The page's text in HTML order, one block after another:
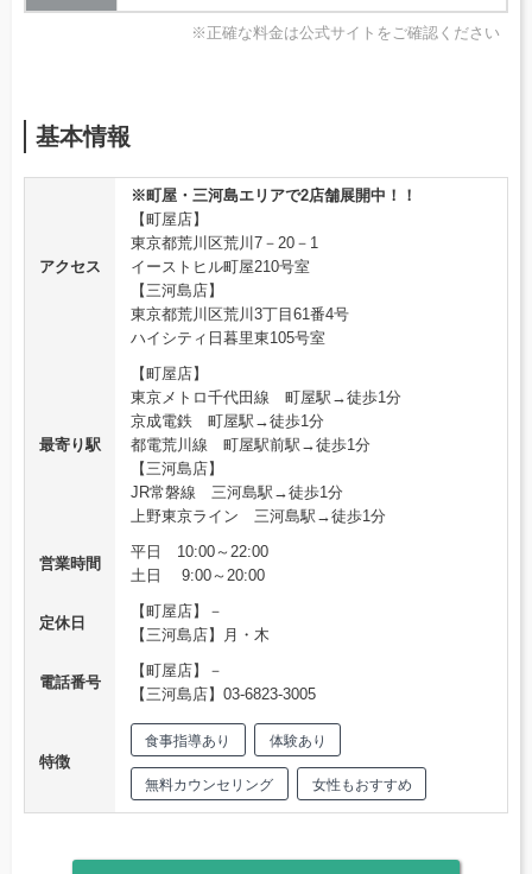
※正確な料金は公式サイトをご確認ください
基本情報
アクセス
※町屋・三河島エリアで2店舗展開中！！
【町屋店】
東京都荒川区荒川7－20－1
イーストヒル町屋210号室
【三河島店】
東京都荒川区荒川3丁目61番4号
ハイシティ日暮里東105号室
最寄り駅
【町屋店】
東京メトロ千代田線 町屋駅→徒歩1分
京成電鉄 町屋駅→徒歩1分
都電荒川線 町屋駅前駅→徒歩1分
【三河島店】
JR常磐線 三河島駅→徒歩1分
上野東京ライン 三河島駅→徒歩1分
営業時間
平日 10:00～22:00
土日 9:00～20:00
定休日
【町屋店】－
【三河島店】月・木
電話番号
【町屋店】－
【三河島店】03-6823-3005
特徴
食事指導あり 体験あり
無料カウンセリング 女性もおすすめ